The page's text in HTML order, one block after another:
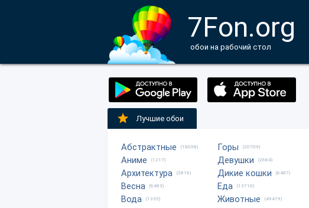
7Fon.org
обои на рабочий стол
Лучшие обои
Абстрактные (18058)
Аниме (1217)
Архитектура (2816)
Весна (6483)
Вода (1335)
Горы (20709)
Девушки (2684)
Дикие кошки (6487)
Еда (13710)
Животные (49479)